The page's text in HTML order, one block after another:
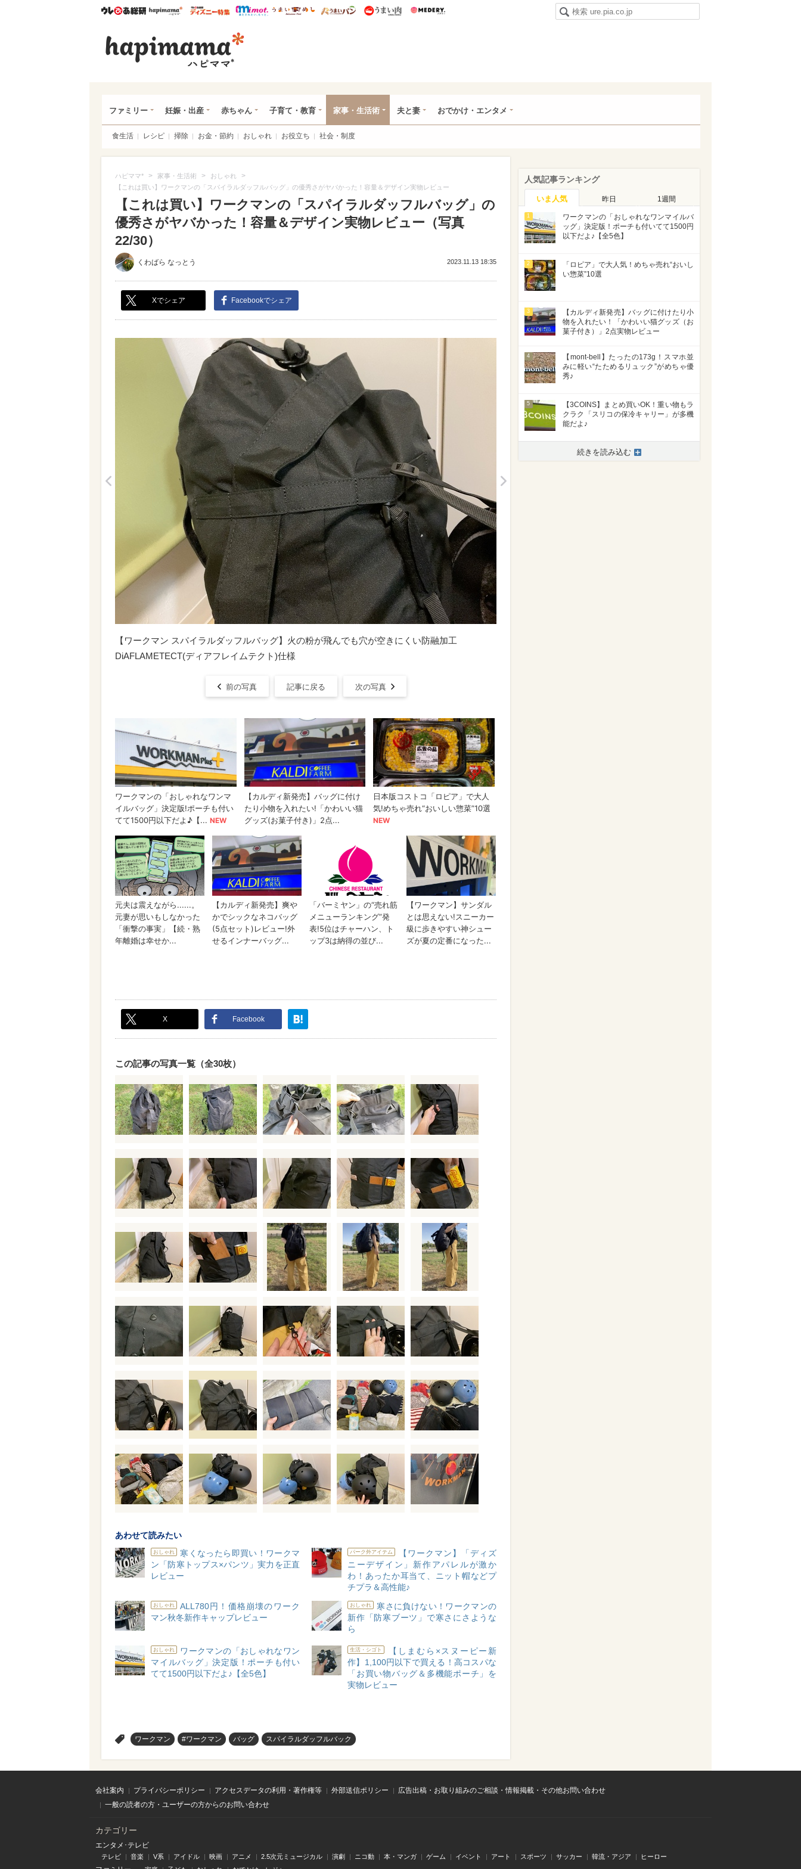
ウレぴあ総研ハピママ* ウレぴあ総研 ディズニー特集
mimot. うまいめし うまいパン うまい肉
ファミリー 妊娠・出産 赤ちゃん 子育て・教育 家事・生活術 夫と妻 おでかけ・エンタメ
食生活 レシピ 掃除 お金・節約 おしゃれ お役立ち 社会・制度
ハピママ* > 家事・生活術 > おしゃれ >
【これは買い】ワークマンの「スパイラルダッフルバッグ」の優秀さがヤバかった！容量＆デザイン実物レビュー
【これは買い】ワークマンの「スパイラルダッフルバッグ」の
優秀さがヤバかった！容量＆デザイン実物レビュー（写真
22/30）
くわばら なっとう 2023.11.13 18:35
Xでシェア Facebookでシェア
【ワークマン スパイラルダッフルバッグ】火の粉が飛んでも穴が空きにくい防融加工
DiAFLAMETECT(ディアフレイムテクト)仕様
前の写真 記事に戻る 次の写真
X Facebook
この記事の写真一覧（全30枚）
あわせて読みたい
おしゃれ
寒くなったら即買い！ワークマ
ン「防寒トップス×パンツ」実力を正直
レビュー
パーク外アイテム
【ワークマン】「ディズ
ニーデザイン」新作アパレルが激か
わ！あったか耳当て、ニット帽などプ
チプラ＆高性能♪
おしゃれ
ALL780円！価格崩壊のワーク
マン秋冬新作キャップレビュー
おしゃれ
寒さに負けない！ワークマンの
新作「防寒ブーツ」で寒さにさような
ら
おしゃれ
ワークマンの「おしゃれなワン
マイルバッグ」決定版！ポーチも付い
てて1500円以下だよ♪【全5色】
生活・シゴト
【しまむら×スヌーピー新
作】1,100円以下で買える！高コスパな
「お買い物バッグ＆多機能ポーチ」を
実物レビュー
ワークマン #ワークマン バッグ スパイラルダッフルバック
人気記事ランキング
いま人気 昨日 1週間
1
ワークマンの「おしゃれなワンマイルバ
ッグ」決定版！ポーチも付いてて1500円
以下だよ♪【全5色】
2
「ロピア」で大人気！めちゃ売れ“おいし
い惣菜”10選
3
【カルディ新発売】バッグに付けたり小
物を入れたい！「かわいい猫グッズ（お
菓子付き）」2点実物レビュー
4
【mont-bell】たったの173g！スマホ並
みに軽い“たためるリュック”がめちゃ優
秀♪
5
【3COINS】まとめ買いOK！重い物もラ
クラク「スリコの保冷キャリー」が多機
能だよ♪
続きを読み込む
会社案内 プライバシーポリシー アクセスデータの利用・著作権等 外部送信ポリシー
広告出稿・お取り組みのご相談・情報掲載・その他お問い合わせ
一般の読者の方・ユーザーの方からのお問い合わせ
カテゴリー
エンタメ･テレビ
テレビ 音楽 V系 アイドル 映画 アニメ 2.5次元ミュージカル 演劇 ニコ動 本・マンガ ゲーム イベント アート スポーツ サッカー 韓流・アジア ヒーロー